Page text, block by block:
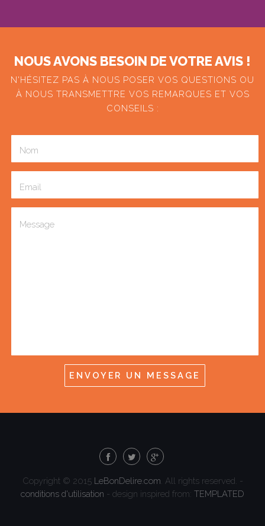
NOUS AVONS BESOIN DE VOTRE AVIS !
N'HÉSITEZ PAS À NOUS POSER VOS QUESTIONS OU
À NOUS TRANSMETTRE VOS REMARQUES ET VOS
CONSEILS :
Copyright © 2015 LeBonDelire.com . All rights reserved. -
conditions d'utilisation - design inspired from: TEMPLATED